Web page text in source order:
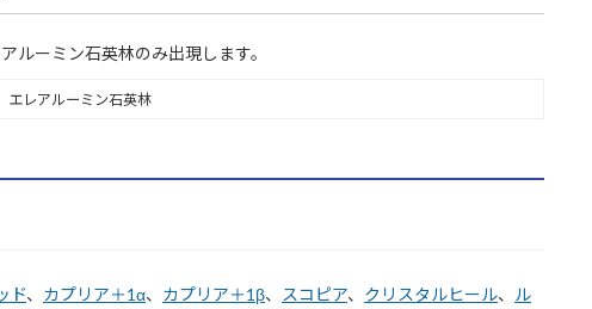
ルーミン石英林のみ出現します。
エレアルーミン石英林
ド、 カプリア＋1α、 カプリア＋1β、 スコピア、 クリスタルヒール、
ル